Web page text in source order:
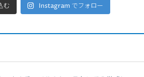
む Instagram でフォロー